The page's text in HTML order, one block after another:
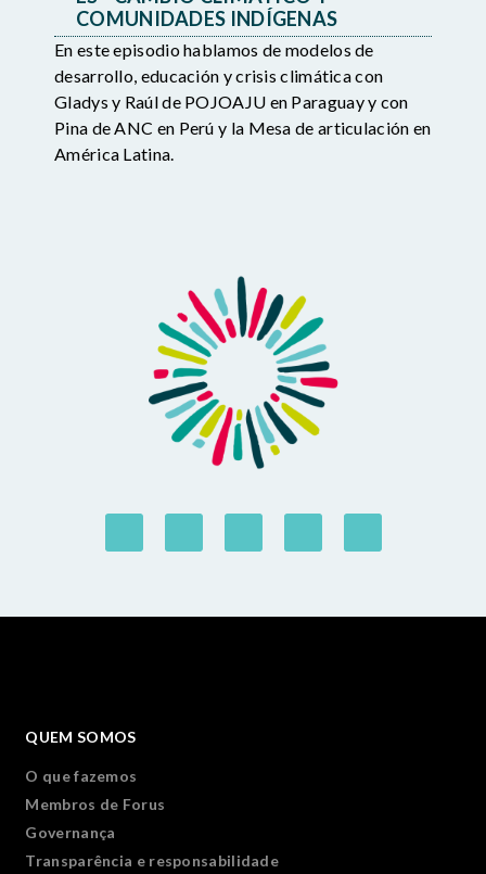
COMUNIDADES INDÍGENAS
En este episodio hablamos de modelos de
desarrollo, educación y crisis climática con
Gladys y Raúl de POJOAJU en Paraguay y con
Pina de ANC en Perú y la Mesa de articulación en
América Latina.
QUEM SOMOS
O que fazemos
Membros de Forus
Governança
Transparência e responsabilidade